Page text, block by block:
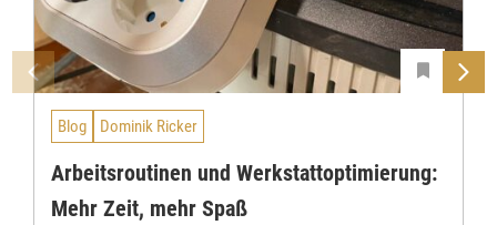
Blog Dominik Ricker
Arbeitsroutinen und Werkstattoptimierung:
Mehr Zeit, mehr Spaß